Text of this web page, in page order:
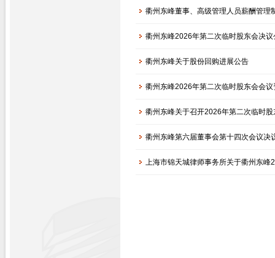
衢州东峰董事、高级管理人员薪酬管理
衢州东峰2026年第二次临时股东会决议
衢州东峰关于股份回购进展公告
衢州东峰2026年第二次临时股东会会议
衢州东峰关于召开2026年第二次临时
衢州东峰第六届董事会第十四次会议决
上海市锦天城律师事务所关于衢州东峰